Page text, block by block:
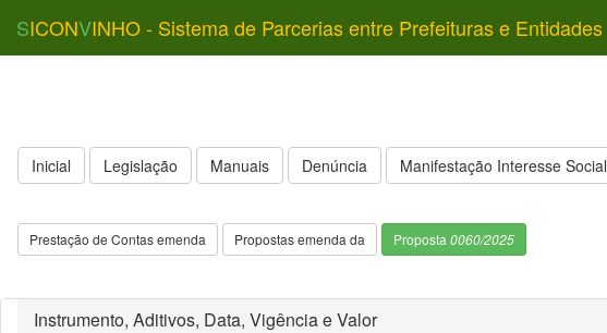
SICONVINHO - Sistema de Parcerias entre Prefeituras e Entidades
Inicial Legislação Manuais Denúncia Manifestação Interesse Social
Prestação de Contas emenda Propostas emenda da Proposta 0060/2025
Instrumento, Aditivos, Data, Vigência e Valor